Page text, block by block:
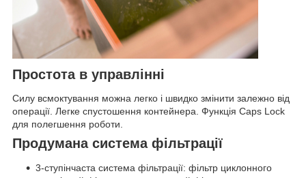
Простота в управлінні
Силу всмоктування можна легко і швидко змінити залежно від
операції. Легке спустошення контейнера. Функція Caps Lock
для полегшення роботи.
Продумана система фільтрації
3-ступінчаста система фільтрації: фільтр циклонного